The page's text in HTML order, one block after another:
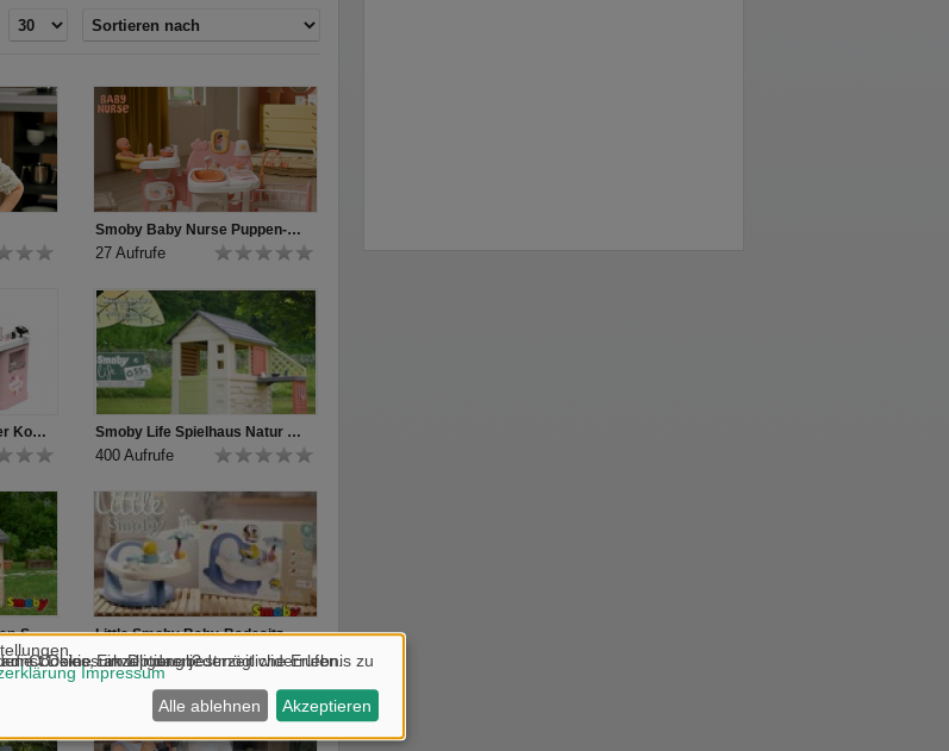
Smoby Baby Nurse Puppen-Spielcenter
27 Aufrufe
Smoby My Beauty Center Kosmetikstudio Smoby Life Spielhaus Natur mit Küche
400 Aufrufe
Smoby Life Matschküchen-Spielhaus Little Smoby Baby-Badesitz
38 Aufrufe